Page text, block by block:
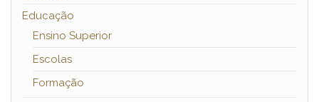
Educação
Ensino Superior
Escolas
Formação